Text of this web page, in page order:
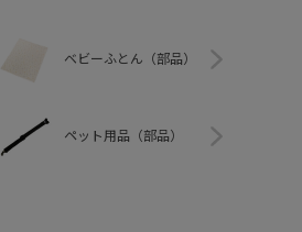
ベビーふとん（部品）
ペット用品（部品）